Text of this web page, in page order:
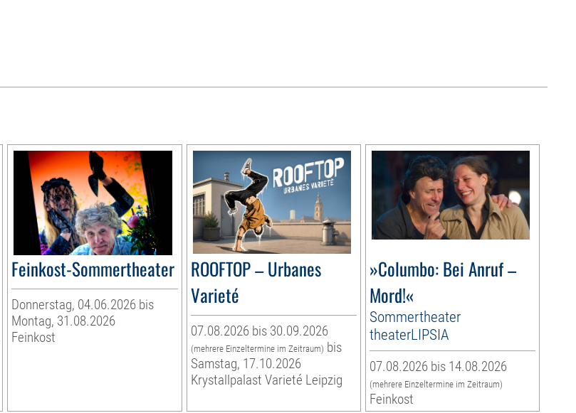
Feinkost-Sommertheater
Donnerstag, 04.06.2026 bis
Montag, 31.08.2026
Feinkost
ROOFTOP – Urbanes
Varieté
07.08.2026 bis 30.09.2026
(mehrere Einzeltermine im Zeitraum) bis
Samstag, 17.10.2026
Krystallpalast Varieté Leipzig
»Columbo: Bei Anruf –
Mord!«
Sommertheater
theaterLIPSIA
07.08.2026 bis 14.08.2026
(mehrere Einzeltermine im Zeitraum)
Feinkost